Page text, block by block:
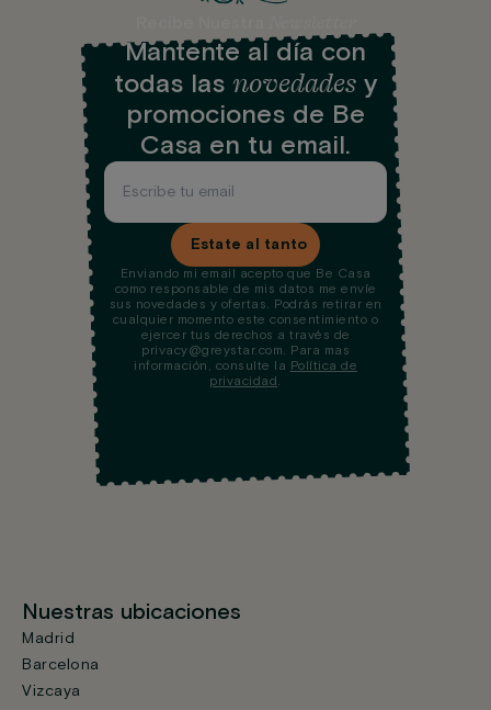
Mantente al día con
todas las novedades y
promociones de Be
Casa en tu email.
Estate al tanto
Enviando mi email acepto que Be Casa
como responsable de mis datos me envíe
sus novedades y ofertas. Podrás retirar en
cualquier momento este consentimiento o
ejercer tus derechos a través de
privacy@greystar.com. Para mas
información, consulte la Política de
privacidad.
Nuestras ubicaciones
Madrid
Barcelona
Vizcaya